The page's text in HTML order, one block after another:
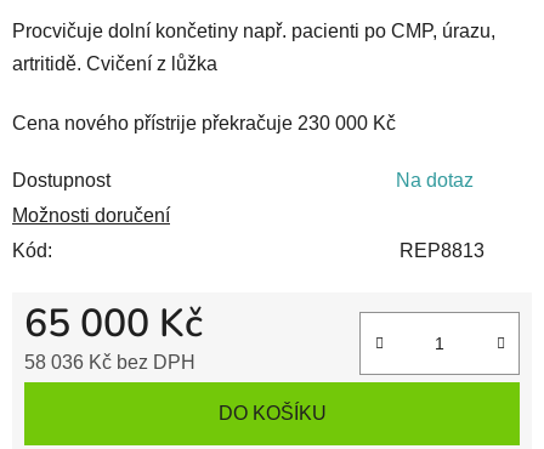
Procvičuje dolní končetiny např. pacienti po CMP, úrazu,
artritidě. Cvičení z lůžka
Cena nového přístrije překračuje 230 000 Kč
Dostupnost
Na dotaz
Možnosti doručení
Kód:
REP8813
65 000 Kč
58 036 Kč bez DPH
DO KOŠÍKU